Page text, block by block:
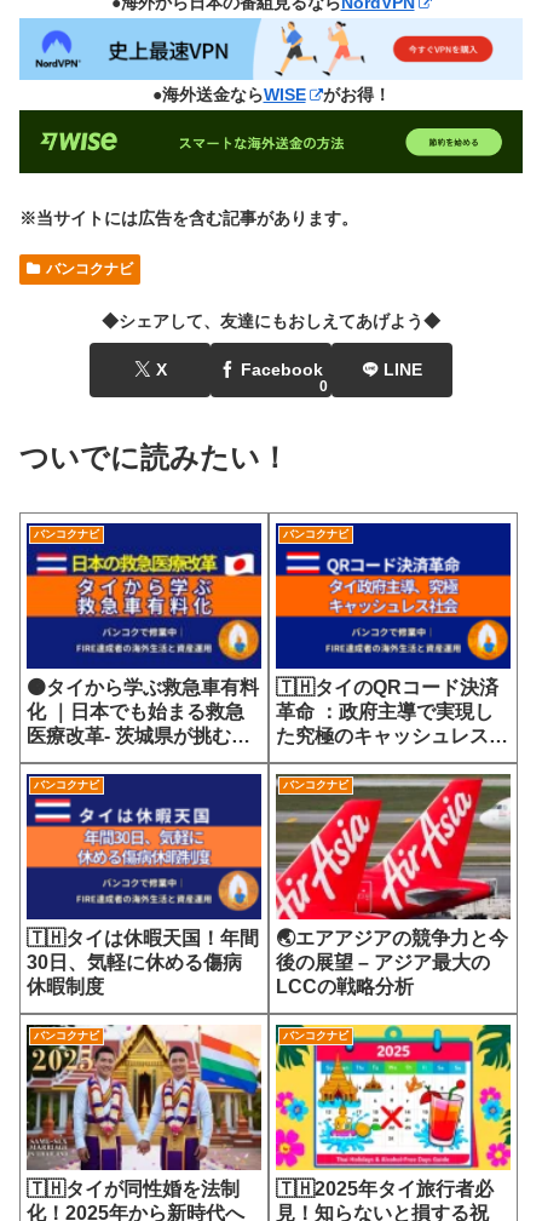
●海外送金ならWISE がお得！
※当サイトには広告を含む記事があります。
バンコクナビ
◆シェアして、友達にもおしえてあげよう◆
X Facebook
0
LINE
ついでに読みたい！
バンコクナビ
🟠タイから学ぶ救急車有料
化 ｜日本でも始まる救急
医療改革- 茨城県が挑む
7700円の選定療養費が示
す医療サービスの未来
バンコクナビ
🇹🇭タイのQRコード決済
革命 ：政府主導で実現し
た究極のキャッシュレス社
会
バンコクナビ
🇹🇭タイは休暇天国！年間
30日、気軽に休める傷病
休暇制度
バンコクナビ
🌏エアアジアの競争力と今
後の展望 – アジア最大の
LCCの戦略分析
バンコクナビ
🇹🇭タイが同性婚を法制
化！2025年から新時代へ
バンコクナビ
🇹🇭2025年タイ旅行者必
見！知らないと損する祝